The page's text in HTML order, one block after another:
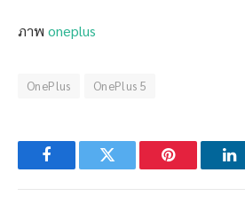
ภาพ oneplus
OnePlus OnePlus 5
FacebookTwitter Pinterest